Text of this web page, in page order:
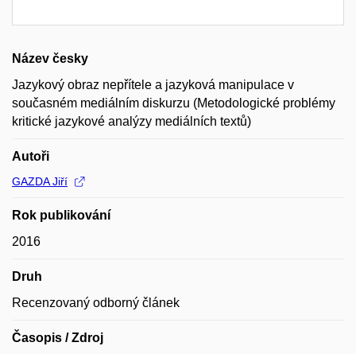
Název česky
Jazykový obraz nepřítele a jazyková manipulace v
současném mediálním diskurzu (Metodologické problémy
kritické jazykové analýzy mediálních textů)
Autoři
GAZDA Jiří
Rok publikování
2016
Druh
Recenzovaný odborný článek
Časopis / Zdroj